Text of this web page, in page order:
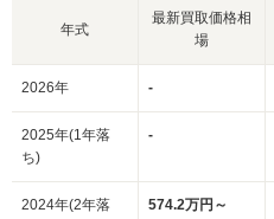
年式
最新買取価格相
場
2026年 -
2025年(1年落
ち)
-
2024年(2年落
574.2万円～